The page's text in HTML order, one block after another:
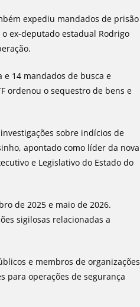
expediu mandados de prisão
ex-deputado estadual Rodrigo
14 mandados de busca e
ordenou o sequestro de bens e
sobre indícios de
apontado como líder da nova
e Legislativo do Estado do
de 2025 e maio de 2026.
sigilosas relacionadas a
e membros de organizações
para operações de segurança